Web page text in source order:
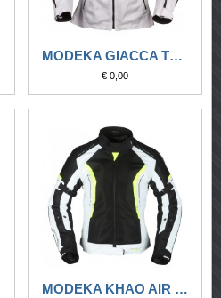
MODEKA GIACCA TOURING UPSWING LADY GRIGIO CHIARO
€ 0,00
MODEKA KHAO AIR LADY NERO/GRIGIO CHIARO/GIALLO